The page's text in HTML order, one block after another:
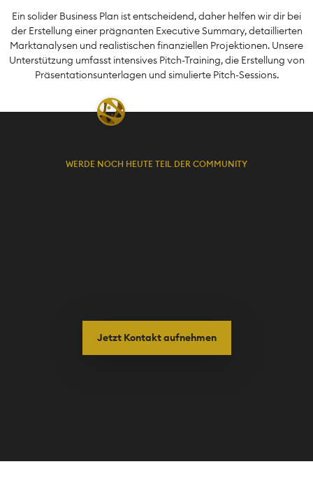
Ein solider Business Plan ist entscheidend, daher helfen wir dir bei
der Erstellung einer prägnanten Executive Summary, detaillierten
Marktanalysen und realistischen finanziellen Projektionen. Unsere
Unterstützung umfasst intensives Pitch-Training, die Erstellung von
Präsentationsunterlagen und simulierte Pitch-Sessions.
WERDE NOCH HEUTE TEIL DER COMMUNITY
Jetzt Kontakt aufnehmen